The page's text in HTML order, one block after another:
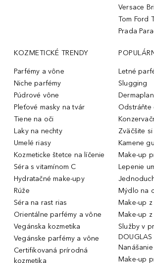
Versace
Tom Ford
Prada
KOZMETICKÉ TRENDY
Parfémy a vône
Niche parfémy
Púdrové vône
Pleťové masky na tvár
Tiene na oči
Laky na nechty
Umelé riasy
Kozmeticke štetce na líčenie
Séra s vitamínom C
Hydratačné make-upy
Rúže
Séra na rast rias
Orientálne parfémy a vône
Vegánska kozmetika
Vegánske parfémy a vône
Certifikovaná prírodná
kozmetika
Letné
Slugging
Odstráňte
Zväčšite
Kamene
Make-up
Lepenie
Mýdlo na
Make-up
Make-up
Služby v
DOUGLAS
Make-up